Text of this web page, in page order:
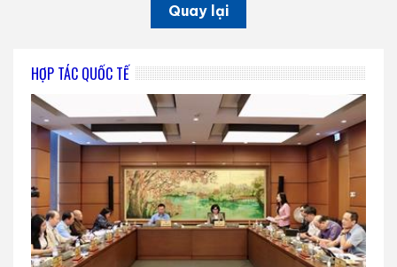
Quay lại
HỢP TÁC QUỐC TẾ